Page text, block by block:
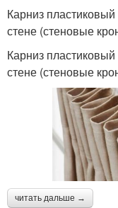
Карниз пластиковый
стене (стеновые
Карниз пластиковый
стене (стеновые
читать дальше →